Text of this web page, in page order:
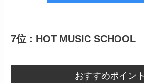
7位：HOT MUSIC SCHOOL
おすすめポイント